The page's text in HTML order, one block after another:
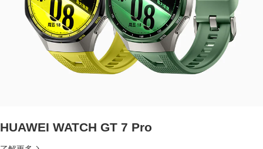
HUAWEI WATCH GT 7 Pro